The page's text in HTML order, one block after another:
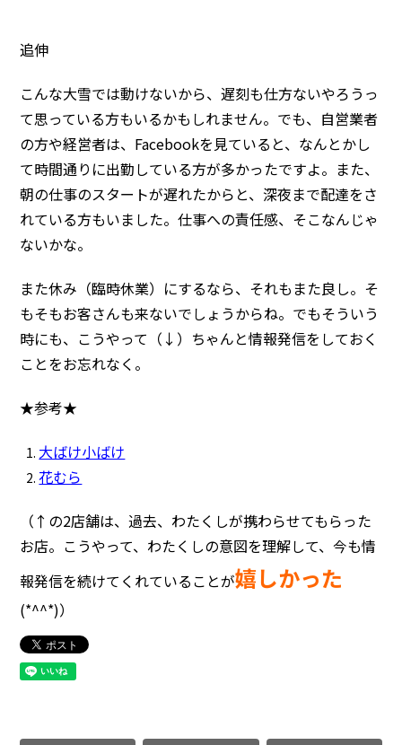
追伸
こんな大雪では動けないから、遅刻も仕方ないやろうっ
て思っている方もいるかもしれません。でも、自営業者
の方や経営者は、Facebookを見ていると、なんとかし
て時間通りに出勤している方が多かったですよ。また、
朝の仕事のスタートが遅れたからと、深夜まで配達をさ
れている方もいました。仕事への責任感、そこなんじゃ
ないかな。
また休み（臨時休業）にするなら、それもまた良し。そ
もそもお客さんも来ないでしょうからね。でもそういう
時にも、こうやって（↓）ちゃんと情報発信をしておく
ことをお忘れなく。
★参考★
大ばけ小ばけ
花むら
（↑の2店舗は、過去、わたくしが携わらせてもらった
お店。こうやって、わたくしの意図を理解して、今も情
報発信を続けてくれていることが嬉しかった
(*^^*)）